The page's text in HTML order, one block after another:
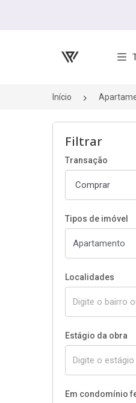
Página inicial
Início
Filtrar
Transação
Tipos de imóvel
Localidades
Estágio da obra
Em condomínio